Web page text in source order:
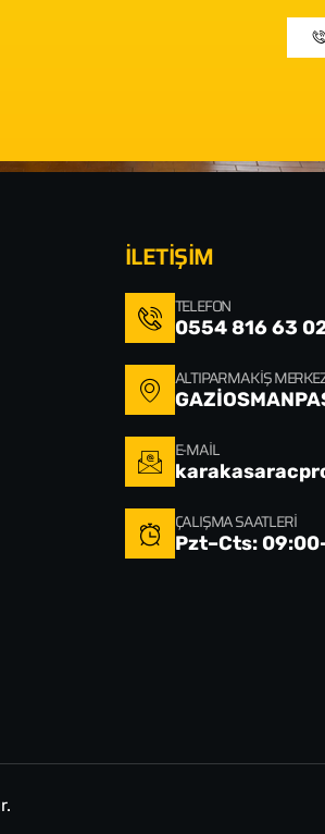
İLETİŞİM
TELEFON
0554 816 63
ALTIPARMAK İŞ
E-MAIL
ÇALIŞMA SAATLERI
Pzt–Cts: